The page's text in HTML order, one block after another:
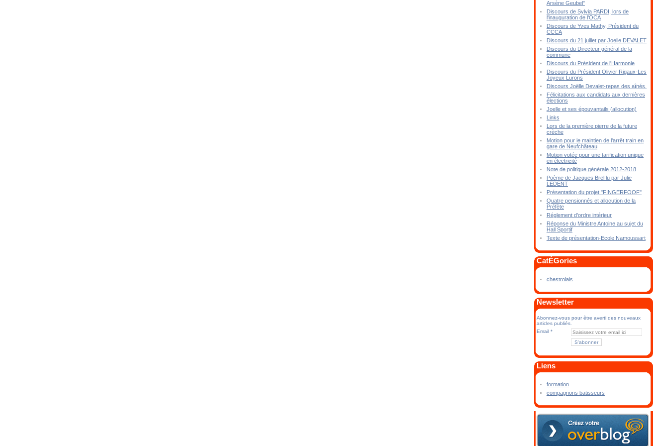
Arsène Geubel"
Discours de Sylvia PARDI, lors de
l'inauguration de l'OCA
Discours de Yves Mathy, Président du
CCCA
Discours du 21 juillet par Joelle DEVALET
Discours du Directeur général de la
commune
Discours du Président de l'Harmonie
Discours du Président Olivier Rigaux-Les
Joyeux Lurons
Discours Joëlle Devalet-repas des aînés.
Félicitations aux candidats aux dernières
élections
Joelle et ses épouvantails (allocution)
Links
Lors de la première pierre de la future
crèche
Motion pour le maintien de l'arrêt train en
gare de Neufchâteau
Motion votée pour une tarification unique
en électricité
Note de politique générale 2012-2018
Poème de Jacques Brel lu par Julie
LEDENT
Présentation du projet "FINGERFOOF"
Quatre pensionnés et allocution de la
Préfète
Réglement d'ordre intérieur
Réponse du Ministre Antoine au sujet du
Hall Sportif
Texte de présentation-Ecole Namoussart
CatÉGories
chestrolais
Newsletter
Abonnez-vous pour être averti des nouveaux
articles publiés.
Email
Liens
formation
compagnons batisseurs